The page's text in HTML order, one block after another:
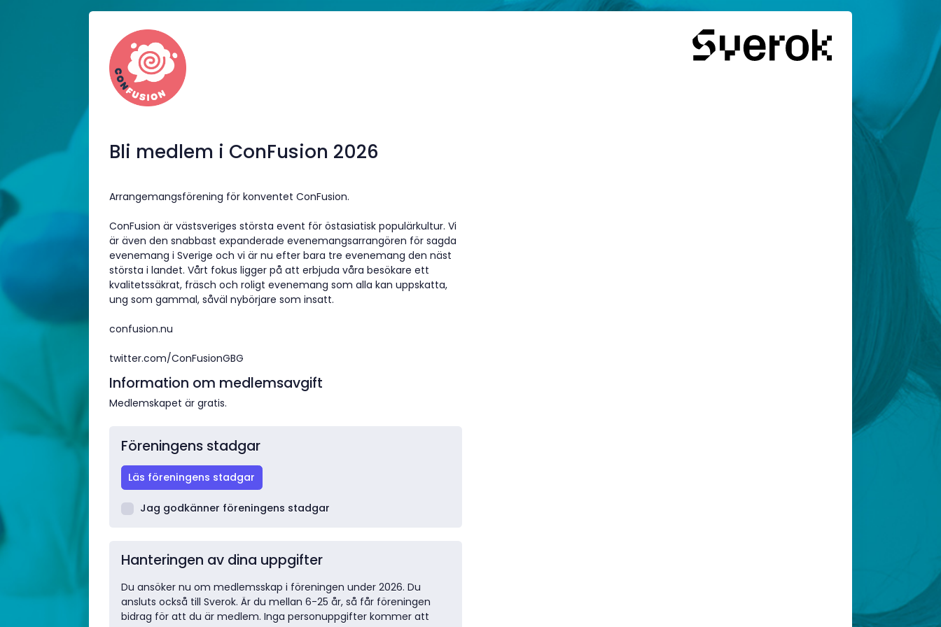
Bli medlem i ConFusion 2026
Arrangemangsförening för konventet ConFusion.
ConFusion är västsveriges största event för östasiatisk populärkultur. Vi
är även den snabbast expanderade evenemangsarrangören för sagda
evenemang i Sverige och vi är nu efter bara tre evenemang den näst
största i landet. Vårt fokus ligger på att erbjuda våra besökare ett
kvalitetssäkrat, fräsch och roligt evenemang som alla kan uppskatta,
ung som gammal, såväl nybörjare som insatt.
confusion.nu
twitter.com/ConFusionGBG
Information om medlemsavgift
Medlemskapet är gratis.
Föreningens stadgar
Läs föreningens stadgar
Jag godkänner föreningens stadgar
Hanteringen av dina uppgifter
Du ansöker nu om medlemsskap i föreningen under 2026. Du
ansluts också till Sverok. Är du mellan 6-25 år, så får föreningen
bidrag för att du är medlem. Inga personuppgifter kommer att